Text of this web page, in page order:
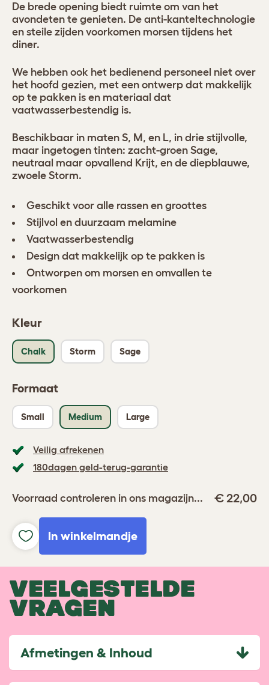
Kleur
Chalk Storm Sage
Formaat
Small Medium Large
Veilig afrekenen
180dagen geld-terug-garantie
Voorraad controleren in ons magazijn... € 22,00
In winkelmandje
De brede opening biedt ruimte om van het
avondeten te genieten. De anti-kanteltechnologie
en steile zijden voorkomen morsen tijdens het
diner.
We hebben ook het bedienend personeel niet over
het hoofd gezien, met een ontwerp dat makkelijk
op te pakken is en materiaal dat
vaatwasserbestendig is.
Beschikbaar in maten S, M, en L, in drie stijlvolle,
maar ingetogen tinten: zacht-groen Sage,
neutraal maar opvallend Krijt, en de diepblauwe,
zwoele Storm.
Geschikt voor alle rassen en groottes
Stijlvol en duurzaam melamine
Vaatwasserbestendig
Design dat makkelijk op te pakken is
Ontworpen om morsen en omvallen te
voorkomen
VEELGESTELDE
VRAGEN
Afmetingen & Inhoud